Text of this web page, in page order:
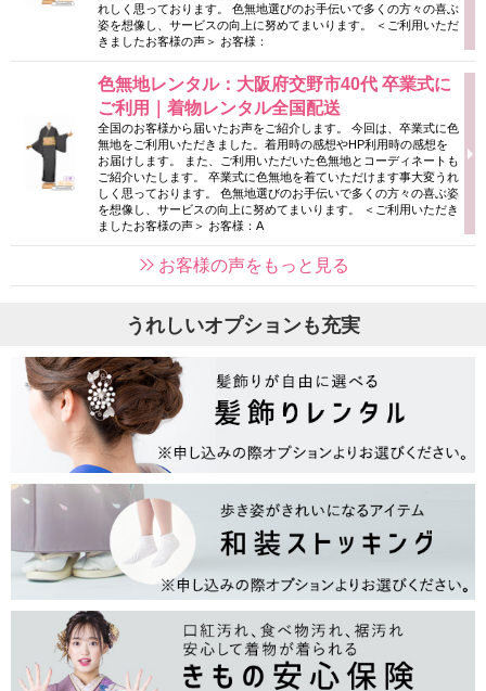
れしく思っております。 色無地選びのお手伝いで多くの方々の喜ぶ
姿を想像し、サービスの向上に努めてまいります。 ＜ご利用いただ
きましたお客様の声＞ お客様：
色無地レンタル：大阪府交野市40代 卒業式に
ご利用｜着物レンタル全国配送
全国のお客様から届いたお声をご紹介します。 今回は、卒業式に色
無地をご利用いただきました。着用時の感想やHP利用時の感想を
お届けします。 また、ご利用いただいた色無地とコーディネートも
ご紹介いたします。 卒業式に色無地を着ていただけます事大変うれ
しく思っております。 色無地選びのお手伝いで多くの方々の喜ぶ姿
を想像し、サービスの向上に努めてまいります。 ＜ご利用いただき
ましたお客様の声＞ お客様：A
お客様の声をもっと見る
うれしいオプションも充実